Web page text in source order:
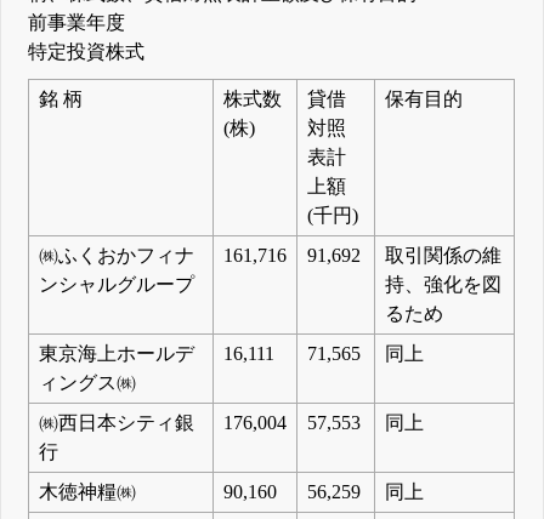
前事業年度
特定投資株式
銘 柄
株式数
(株)
貸借
対照
表計
上額
(千円)
保有目的
㈱ふくおかフィナ
ンシャルグループ
161,716 91,692
取引関係の維
持、強化を図
るため
東京海上ホールデ
ィングス㈱
16,111 71,565 同上
㈱西日本シティ銀
行
176,004 57,553 同上
木徳神糧㈱ 90,160 56,259
同上